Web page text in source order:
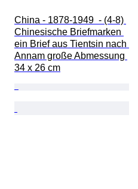
China - 1878-1949  - (4-8)
Chinesische Briefmarken
ein Brief aus Tientsin nach
Annam große Abmessung
34 x 26 cm